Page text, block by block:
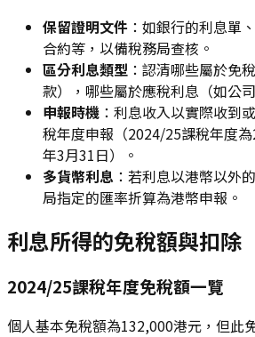
保留證明文件 ：如銀行的利息單
合約等，以備稅務局查核。
區分利息類型 ：認清哪些屬於免
款），哪些屬於應稅利息（如公
申報時機 ：利息收入以實際收到
稅年度申報（2024/25課稅年度
年3月31日）。
多貨幣利息 ：若利息以港幣以外
局指定的匯率折算為港幣申報。
利息所得的免稅額與扣除
2024/25課稅年度免稅額一覽
個人基本免稅額為132,000港元，但此